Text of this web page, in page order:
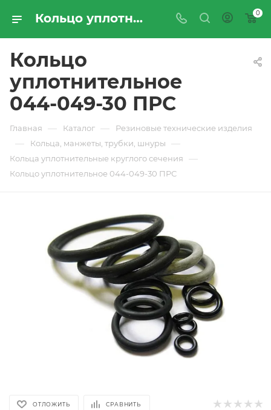
Кольцо уплотнительное 044-049-30 ПРС - купить по цене производителя с доставкой по Москве и России | ПРОМРЕСУРССЕРВИС 0
Кольцо
уплотнительное
044-049-30 ПРС
Главная — Каталог — Резиновые технические изделия
— Кольца, манжеты, трубки, шнуры —
Кольца уплотнительные круглого сечения —
Кольцо уплотнительное 044-049-30 ПРС
ОТЛОЖИТЬ СРАВНИТЬ